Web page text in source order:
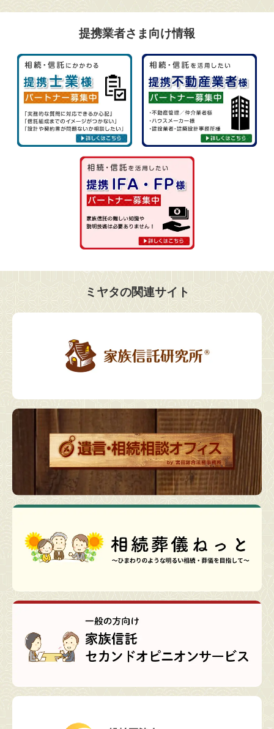
提携業者さま向け情報
ミヤタの関連サイト